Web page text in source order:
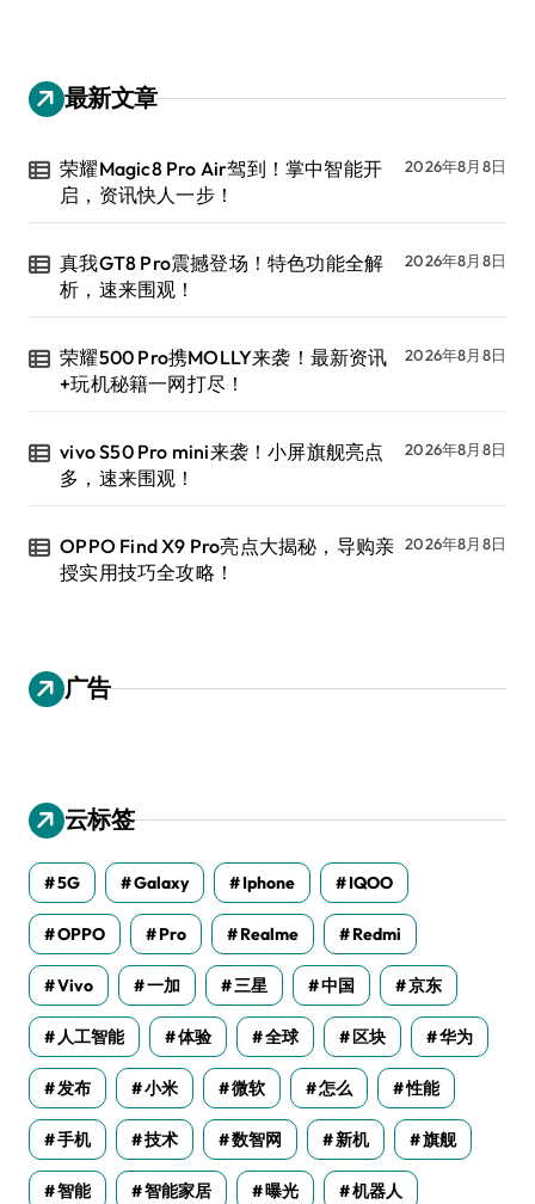
最新文章
荣耀Magic8 Pro Air驾到！掌中智能开
启，资讯快人一步！
2026年8月8日
真我GT8 Pro震撼登场！特色功能全解
析，速来围观！
2026年8月8日
荣耀500 Pro携MOLLY来袭！最新资讯
+玩机秘籍一网打尽！
2026年8月8日
vivo S50 Pro mini来袭！小屏旗舰亮点
多，速来围观！
2026年8月8日
OPPO Find X9 Pro亮点大揭秘，导购亲
授实用技巧全攻略！
2026年8月8日
广告
云标签
5G Galaxy Iphone IQOO
OPPO Pro Realme Redmi
Vivo 一加 三星 中国 京东
人工智能 体验 全球 区块 华为
发布 小米 微软 怎么 性能
手机 技术 数智网 新机 旗舰
智能 智能家居 曝光 机器人